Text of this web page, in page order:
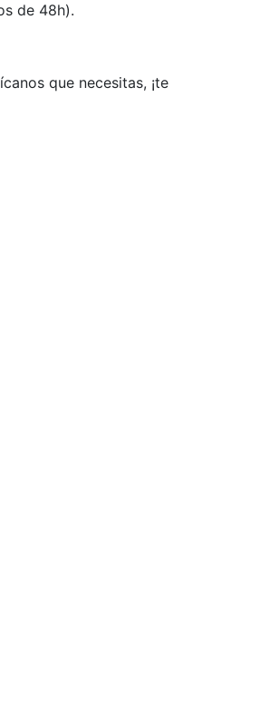
de 48h).
que necesitas, ¡te